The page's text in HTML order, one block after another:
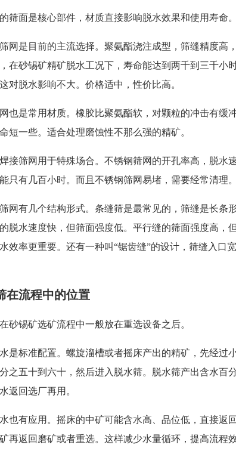
筛面是核心部件，材质直接影响脱水效果和使用寿命。
网是目前的主流选择。聚氨酯浇注成型，筛缝精度高
在砂锡矿精矿脱水工况下，寿命能达到两千到三千小
对脱水影响不大。价格适中，性价比高。
也是常用材质。橡胶比聚氨酯软，对颗粒的冲击有缓
短一些。适合处理磨蚀性不那么强的精矿。
接筛网用于特殊场合。不锈钢筛网的开孔率高，脱水
只有几百小时。而且不锈钢筛网易堵，需要经常清理
网有几个结构形式。条缝筛是最常见的，筛缝是长条
脱水速度快，但筛面强度低。平行缝的筛面强度高，
效率更重要。还有一种叫“锯齿缝”的设计，筛缝入口
在流程中的位置
砂锡矿选矿流程中一般放在重选设备之后。
是标准配置。螺旋溜槽或者摇床产出的精矿，先经过
之五十到六十，然后进入脱水筛。脱水筛产出含水百
返回选厂再用。
也有应用。摇床的中矿可能含水高、品位低，直接返
再返回磨矿或者重选。这样减少水量循环，提高流程效